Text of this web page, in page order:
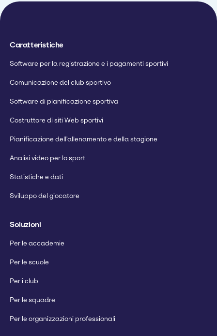
Ashley Smith
Caratteristiche
Software per la registrazione e i pagamenti sportivi
Comunicazione del club sportivo
Software di pianificazione sportiva
Costruttore di siti Web sportivi
Pianificazione dell'allenamento e della stagione
Analisi video per lo sport
Statistiche e dati
Sviluppo del giocatore
Soluzioni
Per le accademie
Per le scuole
Per i club
Per le squadre
Per le organizzazioni professionali